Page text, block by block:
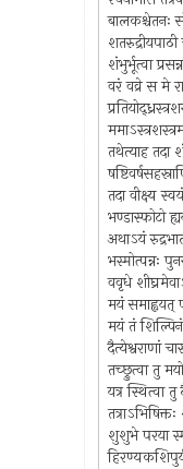
बालकश्चेतनः
शंभुर्भूत्वा
वरं वव्रे स मे
तथेत्याह तदा
तदा वीक्ष्य
भण्डास्फोटो
अथाऽयं
भस्मोत्पन्नः
ववृधे
मयं समाह्वयत्
मयं तं शिल्पिनं
दैत्येश्वराणां
तच्छ्रुत्वा तु
यत्र स्थित्वा
शुशुभे परया